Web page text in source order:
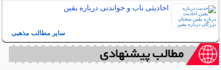
احادیثی ناب و خواندنی درباره یقین
سایر مطالب مذهبی